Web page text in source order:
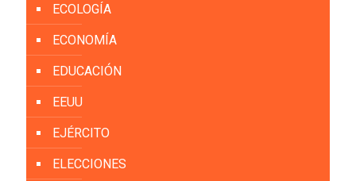
ECOLOGÍA
ECONOMÍA
EDUCACIÓN
EEUU
EJÉRCITO
ELECCIONES